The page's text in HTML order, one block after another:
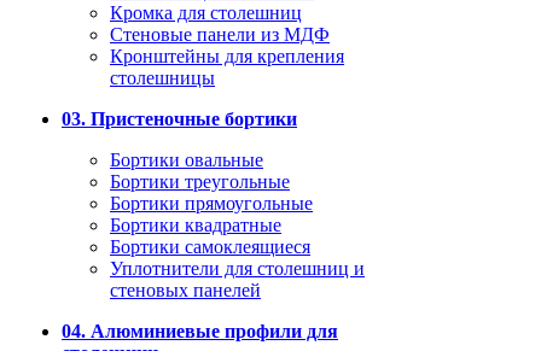
Кромка для столешниц
Стеновые панели из МДФ
Кронштейны для крепления
столешницы
03. Пристеночные бортики
Бортики овальные
Бортики треугольные
Бортики прямоугольные
Бортики квадратные
Бортики самоклеящиеся
Уплотнители для столешниц и
стеновых панелей
04. Алюминиевые профили для